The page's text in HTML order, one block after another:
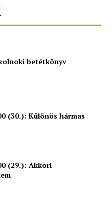
betétkönyv
(30.): Különös hármas
(29.): Akkori